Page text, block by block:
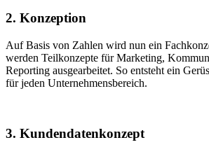
2. Konzeption
Auf Basis von Zahlen wird nun ein
werden Teilkonzepte für Marketing,
Reporting ausgearbeitet. So entsteht ein
für jeden Unternehmensbereich.
3. Kundendatenkonzept